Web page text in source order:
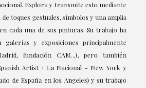
Explora y transmite esto mediante
toques gestuales, símbolos y una amplia
cada una de sus pinturas. Su trabajo ha
y exposiciones principalmente
fundación CAM...), pero también
Artist / La Nacional - New York y
de España en los Angeles) y su trabajo